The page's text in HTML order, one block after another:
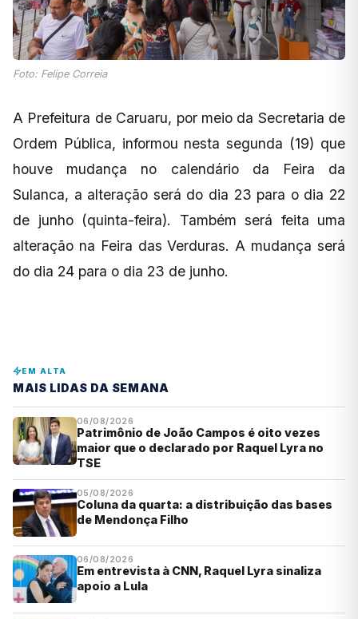
Foto: Felipe Correia
A Prefeitura de Caruaru, por meio da Secretaria de
Ordem Pública, informou nesta segunda (19) que
houve mudança no calendário da Feira da
Sulanca, a alteração será do dia 23 para o dia 22
de junho (quinta-feira). Também será feita uma
alteração na Feira das Verduras. A mudança será
do dia 24 para o dia 23 de junho.
EM ALTA
MAIS LIDAS DA SEMANA
06/08/2026
Patrimônio de João Campos é oito vezes
maior que o declarado por Raquel Lyra no
TSE
05/08/2026
Coluna da quarta: a distribuição das bases
de Mendonça Filho
06/08/2026
Em entrevista à CNN, Raquel Lyra sinaliza
apoio a Lula